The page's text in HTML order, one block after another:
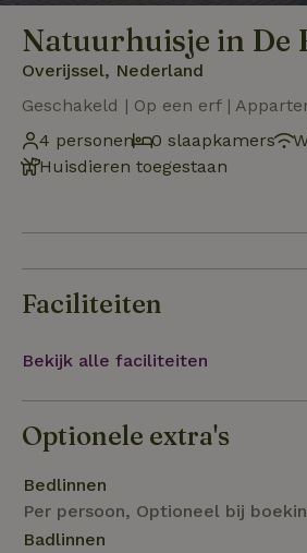
Natuurhuisje in De
Overijssel, Nederland
Geschakeld | Op een erf |
4 personen
0 slaapkamers
Huisdieren toegestaan
Faciliteiten
Bekijk alle faciliteiten
Optionele extra's
Bedlinnen
Per persoon, Optioneel bij
Badlinnen